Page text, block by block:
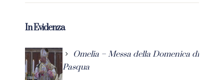
In Evidenza
Omelia – Messa della Domenica di
Pasqua